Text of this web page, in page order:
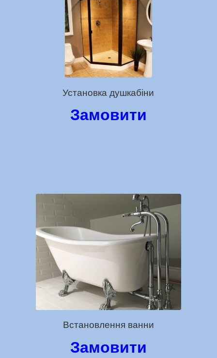
Установка душкабіни
Замовити
Встановлення ванни
Замовити